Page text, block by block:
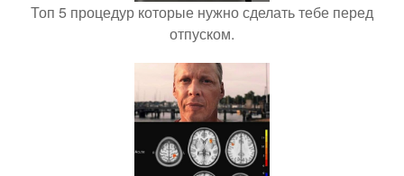
Топ 5 процедур которые нужно сделать тебе перед
отпуском.